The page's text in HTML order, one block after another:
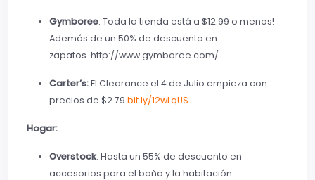
Gymboree: Toda la tienda está a $12.99 o menos!
Además de un 50% de descuento en
zapatos. http://www.gymboree.com/
Carter’s:El Clearance el 4 de Julio empieza con
precios de $2.79 bit.ly/12wLqUS
Hogar:
Overstock: Hasta un 55% de descuento en
accesorios para el baño y la habitación.